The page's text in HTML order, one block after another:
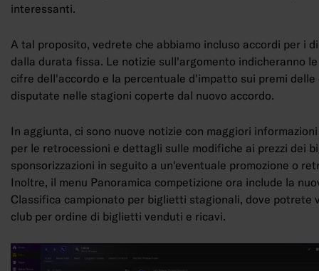
interessanti.
A tal proposito, vedrete che abbiamo incluso accordi per i
dalla durata fissa. Le notizie sull'argomento indicheranno
cifre dell'accordo e la percentuale d'impatto sui premi delle
disputate nelle stagioni coperte dal nuovo accordo.
In aggiunta, ci sono nuove notizie con maggiori
per le retrocessioni e dettagli sulle modifiche ai prezzi dei
sponsorizzazioni in seguito a un'eventuale promozione o
Inoltre, il menu Panoramica competizione ora include la
Classifica campionato per biglietti stagionali, dove potrete
club per ordine di biglietti venduti e ricavi.